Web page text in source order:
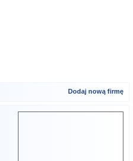
Dodaj nową firmę